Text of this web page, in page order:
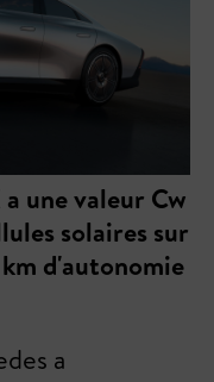
une valeur Cw
solaires sur
d'autonomie
a